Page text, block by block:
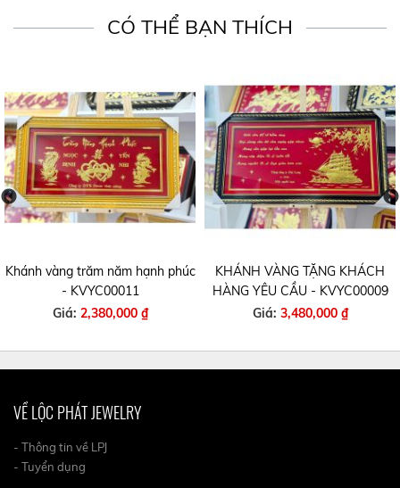
CÓ THỂ BẠN THÍCH
Khánh vàng trăm năm hạnh phúc
- KVYC00011
Giá: 2,380,000 ₫
KHÁNH VÀNG TẶNG KHÁCH
HÀNG YÊU CẦU - KVYC00009
Giá: 3,480,000 ₫
VỀ LỘC PHÁT JEWELRY
- Thông tin về LPJ
- Tuyển dụng